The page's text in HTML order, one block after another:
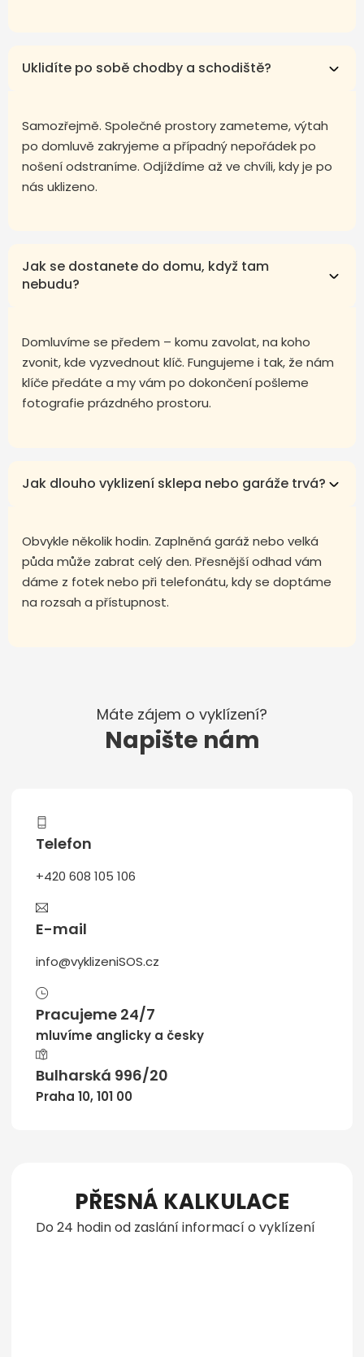
Uklidíte po sobě chodby a schodiště?
Samozřejmě. Společné prostory zameteme, výtah
po domluvě zakryjeme a případný nepořádek po
nošení odstraníme. Odjíždíme až ve chvíli, kdy je po
nás uklizeno.
Jak se dostanete do domu, když tam
nebudu?
Domluvíme se předem – komu zavolat, na koho
zvonit, kde vyzvednout klíč. Fungujeme i tak, že nám
klíče předáte a my vám po dokončení pošleme
fotografie prázdného prostoru.
Jak dlouho vyklizení sklepa nebo garáže trvá?
Obvykle několik hodin. Zaplněná garáž nebo velká
půda může zabrat celý den. Přesnější odhad vám
dáme z fotek nebo při telefonátu, kdy se doptáme
na rozsah a přístupnost.
Máte zájem o vyklízení?
Napište nám
Telefon
+420 608 105 106
E-mail
info@vyklizeniSOS.cz
Pracujeme 24/7
mluvíme anglicky a česky
Bulharská 996/20
Praha 10, 101 00
PŘESNÁ KALKULACE
Do 24 hodin od zaslání informací o vyklízení